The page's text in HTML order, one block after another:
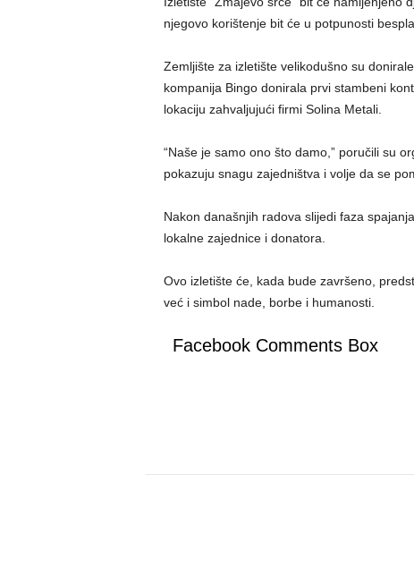
njegovo korištenje bit će u potpunosti
Zemljište za izletište velikodušno su
kompanija Bingo donirala prvi stambeni
lokaciju zahvaljujući firmi Solina Metali.
“Naše je samo ono što damo,” poručili su
pokazuju snagu zajedništva i volje da se
Nakon današnjih radova slijedi faza
lokalne zajednice i donatora.
Ovo izletište će, kada bude završeno,
već i simbol nade, borbe i humanosti.
Facebook Comments Box